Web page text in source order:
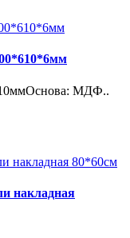
МДФ..
накладная